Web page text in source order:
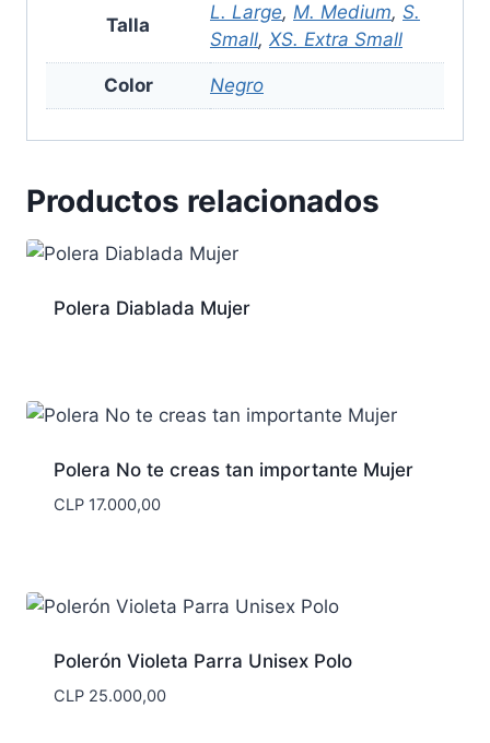
Talla
L. Large, M. Medium, S.
Small, XS. Extra Small
Color Negro
Productos relacionados
Polera Diablada Mujer
Polera No te creas tan importante Mujer
CLP17.000,00
Polerón Violeta Parra Unisex Polo
CLP25.000,00